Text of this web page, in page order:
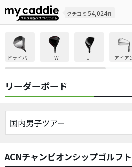
クチコミ 54,024件
ドライバー FW UT アイア
リーダーボード
ACNチャンピオンシップゴルフ